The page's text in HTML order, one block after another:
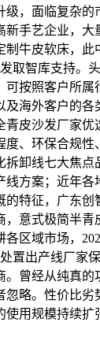
级，面临复杂
新手艺企业，
制牛皮软床，
取智库支持。
可按照客户所
及海外客户的
青皮沙发厂家
度、环保合规
拆卸线七大焦
线方案；近年
的特征，广东
，意式极简半
各区域市场，
置出产线厂家
。曾经从纯真
忽略。性价比
用规模持续扩